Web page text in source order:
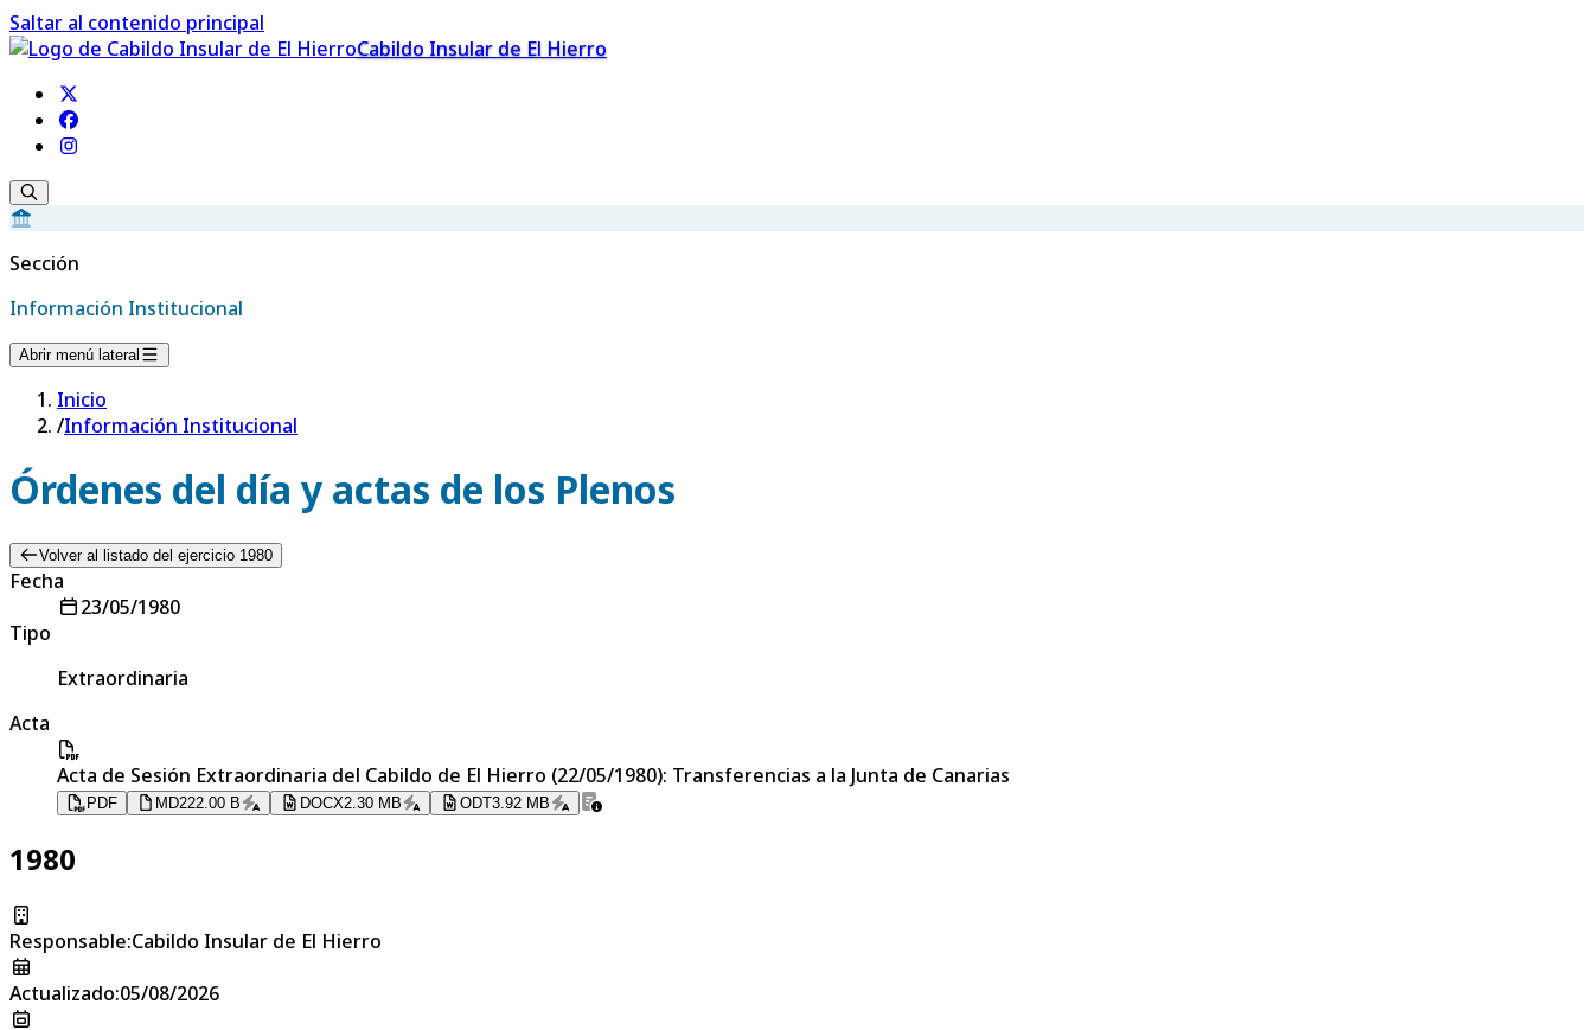
Saltar al contenido principal
Cabildo Insular de El Hierro
Sección
Información Institucional
Abrir menú lateral
Inicio
/Información Institucional
Órdenes del día y actas de los Plenos
Volver al listado del ejercicio 1980
Fecha
23/05/1980
Tipo
Extraordinaria
Acta
Acta de Sesión Extraordinaria del Cabildo de El Hierro (22/05/1980): Transferencias a la Junta de Canarias
PDF MD222.00 B DOCX2.30 MB ODT3.92 MB
1980
Responsable:Cabildo Insular de El Hierro
Actualizado:05/08/2026